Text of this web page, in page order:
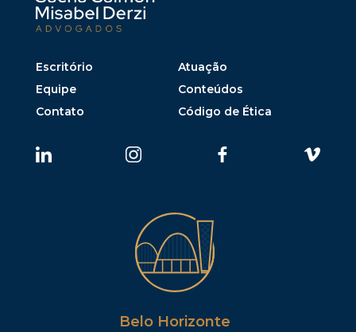
Escritório
Atuação
Equipe
Conteúdos
Contato
Código de Ética
Belo Horizonte